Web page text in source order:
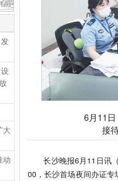
大
动
6月11日
接
长沙晚报6月11日讯（
00，长沙首场夜间办证